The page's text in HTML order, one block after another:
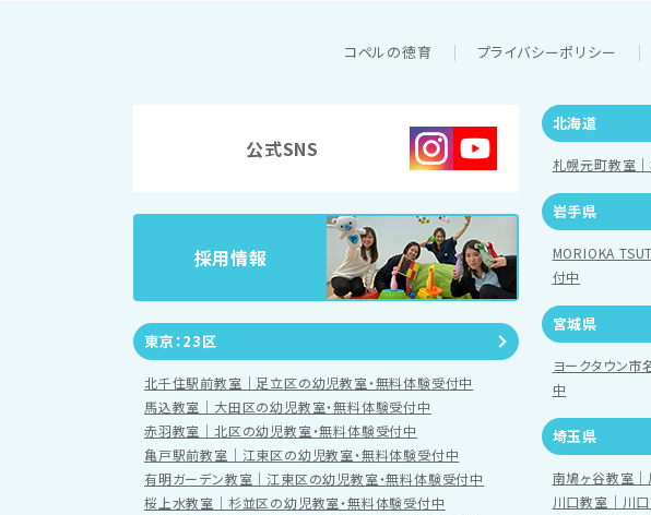
コペルの徳育 プライバシーポリシー
公式SNS
採用情報
東京：23区
北千住駅前教室｜足立区の幼児教室・無料体験受付中
馬込教室｜大田区の幼児教室・無料体験受付中
赤羽教室｜北区の幼児教室・無料体験受付中
亀戸駅前教室｜江東区の幼児教室・無料体験受付中
有明ガーデン教室｜江東区の幼児教室・無料体験受付中
桜上水教室｜杉並区の幼児教室・無料体験受付中
北海道
札幌元町教室
岩手県
MORIOKA
付中
宮城県
ヨークタウン
中
埼玉県
南鳩ヶ谷教室
川口教室｜川